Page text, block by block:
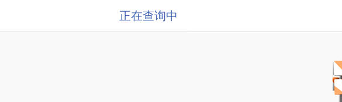
正在查询中